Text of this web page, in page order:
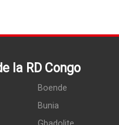
la RD Congo
Boende
Bunia